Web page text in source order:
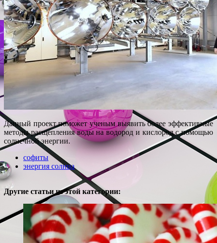
Данный проект поможет ученым выявить более эффективные
методы расщепления воды на водород и кислород с помощью
солнечной энергии.
софиты
энергия солнца
Другие статьи из этой категории: